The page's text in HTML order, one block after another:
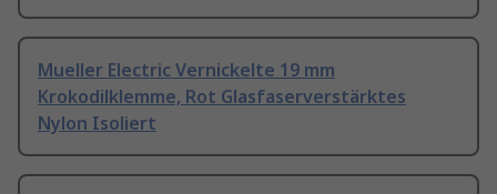
Mueller Electric Vernickelte 19 mm
Krokodilklemme, Rot Glasfaserverstärktes
Nylon Isoliert